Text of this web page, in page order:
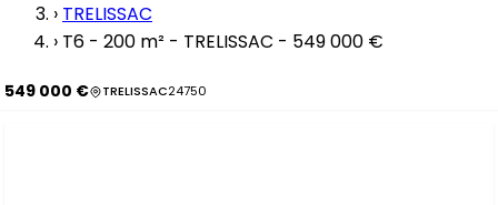
› TRELISSAC
› T6 - 200 m² - TRELISSAC - 549 000 €
549 000 € TRELISSAC24750